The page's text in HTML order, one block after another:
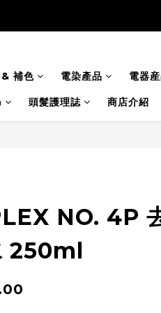
補色 電染產品 電器
頭髮護理誌 商店介紹
NO. 4P
250ml